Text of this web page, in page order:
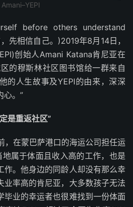
Amani–YEPI
before others understand
先相信自己。)2019年8月14日，
创始人Amani Katana肯尼亚在
的穆斯林社区图书馆给一群来自
的人生故事及YEPI的由来，深深
心。”
是重返社区”
，在蒙巴萨港口的海运公司担任运
属于体面且收入高的工作，也是
作。他身边的同龄人却没有那么幸
率高的肯尼亚，大多数孩子无法
毕业的幸运者也很难找到一份体面